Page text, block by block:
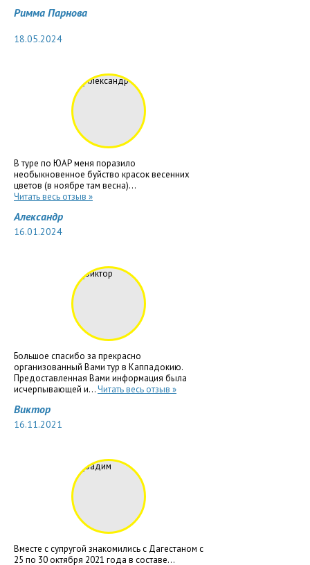
Римма Парнова
18.05.2024
В туре по ЮАР меня поразило
необыкновенное буйство красок весенних
цветов (в ноябре там весна)...
Читать весь отзыв »
Александр
16.01.2024
Большое спасибо за прекрасно
организованный Вами тур в Каппадокию.
Предоставленная Вами информация была
исчерпывающей и...Читать весь отзыв »
Виктор
16.11.2021
Вместе с супругой знакомились с Дагестаном с
25 по 30 октября 2021 года в составе...